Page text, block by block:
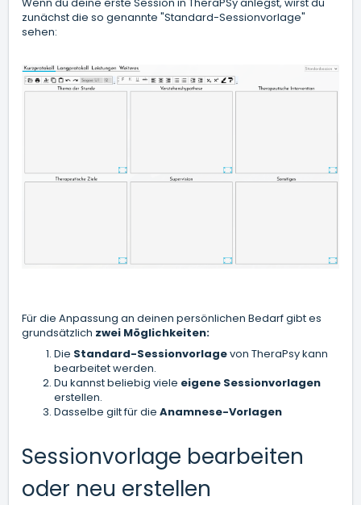
zunächst die so genannte "Standard-Sessionvorlage"
sehen:
Für die Anpassung an deinen persönlichen Bedarf gibt es
grundsätzlich zwei Möglichkeiten:
Die Standard-Sessionvorlagevon TheraPsy kann
bearbeitet werden.
Du kannst beliebig viele eigene Sessionvorlagen
erstellen.
Dasselbe gilt für die Anamnese-Vorlagen
Sessionvorlage bearbeiten
oder neu erstellen